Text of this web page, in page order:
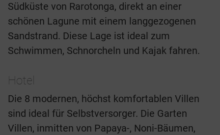
Südküste von Rarotonga, direkt an einer
schönen Lagune mit einem langgezogenen
Sandstrand. Diese Lage ist ideal zum
Schwimmen, Schnorcheln und Kajak fahren.
Hotel
Die 8 modernen, höchst komfortablen Villen
sind ideal für Selbstversorger. Die Garten
Villen, inmitten von Papaya-, Noni-Bäumen,